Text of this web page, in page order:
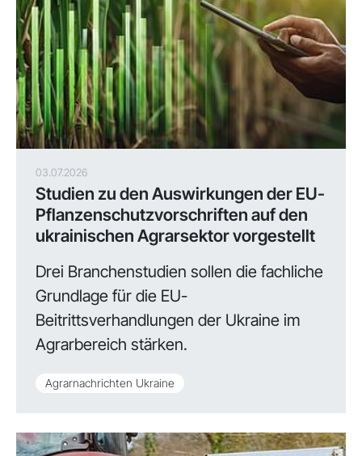
03.07.2026
Studien zu den Auswirkungen der EU-
Pflanzenschutzvorschriften auf den
ukrainischen Agrarsektor vorgestellt
Drei Branchenstudien sollen die fachliche
Grundlage für die EU-
Beitrittsverhandlungen der Ukraine im
Agrarbereich stärken.
Agrarnachrichten Ukraine